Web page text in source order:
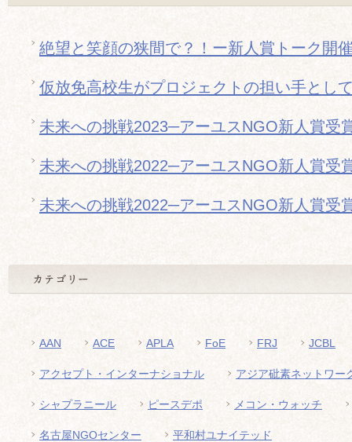
絶望と笑顔の狭間で？！ー新人賞トーク開
仮放免高校生がプロジェクトの担い手とし
未来への挑戦2023─アーユスNGO新人賞受
未来への挑戦2022─アーユスNGO新人賞受
未来への挑戦2022─アーユスNGO新人賞受
AAN ACE APLA FoE FRJ JCBL
アクセプト・インターナショナル アジア砒素ネットワー
シャプラニール ピースデポ メコン・ウォッチ
名古屋NGOセンター 平和村ユナイテッド